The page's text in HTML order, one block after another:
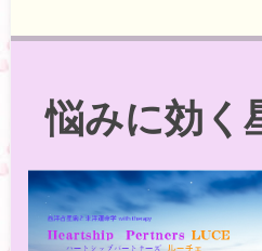
悩みに効く